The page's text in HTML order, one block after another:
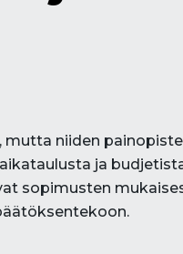
niiden
ja
sopimusten